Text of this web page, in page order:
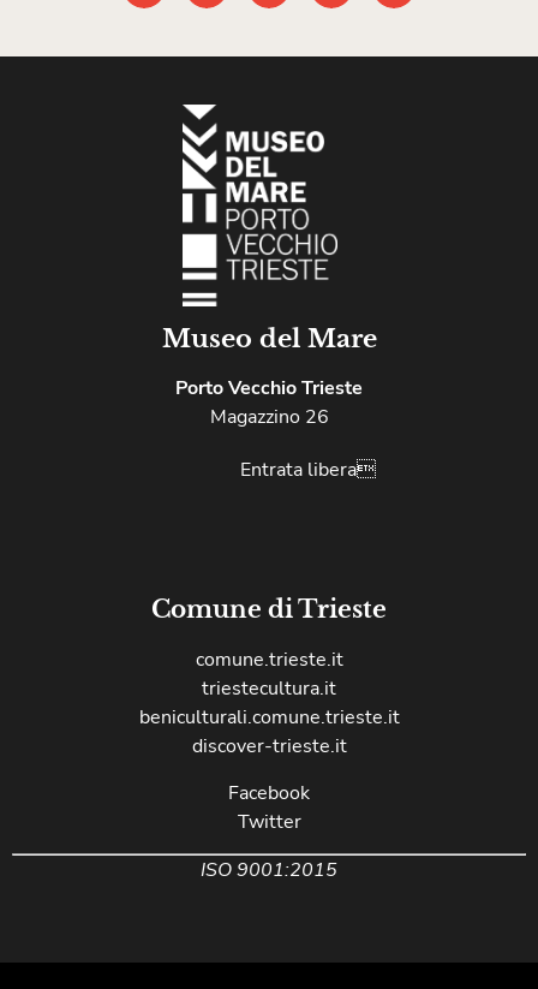
Museo del Mare
Porto Vecchio Trieste
Magazzino 26
Entrata libera
Comune di Trieste
comune.trieste.it
triestecultura.it
beniculturali.comune.trieste.it
discover-trieste.it
Facebook
Twitter
ISO 9001:2015